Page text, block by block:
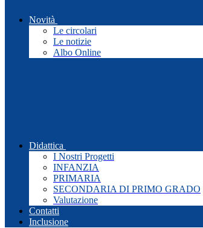
Novità
Le circolari
Le notizie
Albo Online
Didattica
I Nostri Progetti
INFANZIA
PRIMARIA
SECONDARIA DI PRIMO GRADO
Valutazione
Contatti
Inclusione